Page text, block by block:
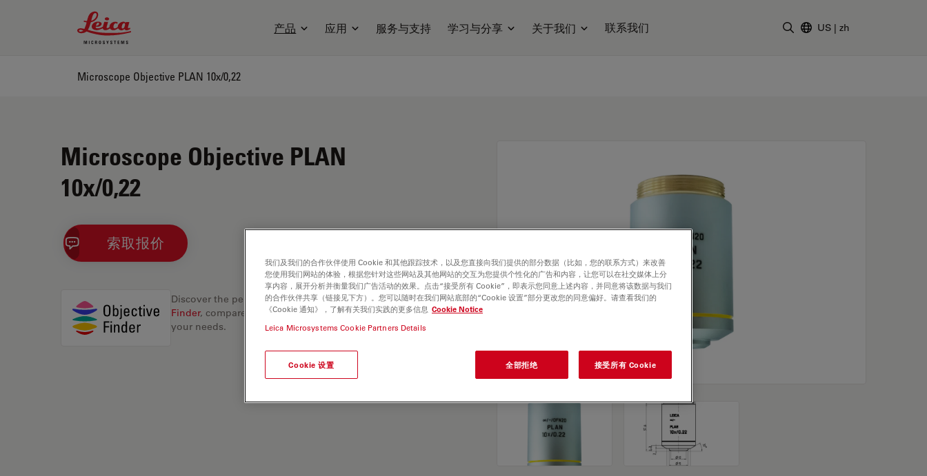
Leica Microsystems Logo
产品 应用 服务与支持 学习与分享 关于我们 联系我们 US | zh
Microscope Objective PLAN 10x/0,22
Microscope Objective PLAN
10x/0,22
索取报价
Discover the perfect solution. Explore our Objective
Finder, compare alternatives, and find the best fit for
your needs.
我们及我们的合作伙伴使用 Cookie 和其他跟踪技术，以及您直接向我们提供的部分数据（比如，您的联系方式）来改善
您使用我们网站的体验，根据您针对这些网站及其他网站的交互为您提供个性化的广告和内容，让您可以在社交媒体上分
享内容，展开分析并衡量我们广告活动的效果。点击“接受所有 Cookie”，即表示您同意上述内容，并同意将该数据与我们
的合作伙伴共享（链接见下方）。您可以随时在我们网站底部的“Cookie 设置”部分更改您的同意偏好。请查看我们的
《Cookie 通知》，了解有关我们实践的更多信息 Cookie Notice
Leica Microsystems Cookie Partners Details
Cookie 设置 全部拒绝 接受所有 Cookie